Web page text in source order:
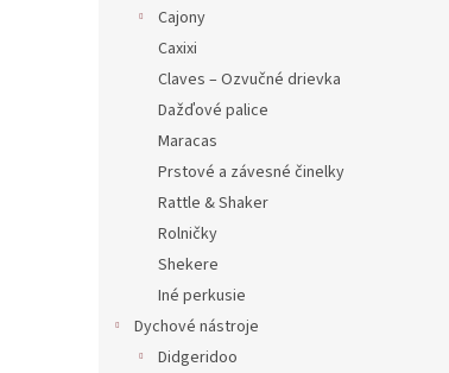
Cajony
Caxixi
Claves – Ozvučné drievka
Dažďové palice
Maracas
Prstové a závesné činelky
Rattle & Shaker
Rolničky
Shekere
Iné perkusie
Dychové nástroje
Didgeridoo